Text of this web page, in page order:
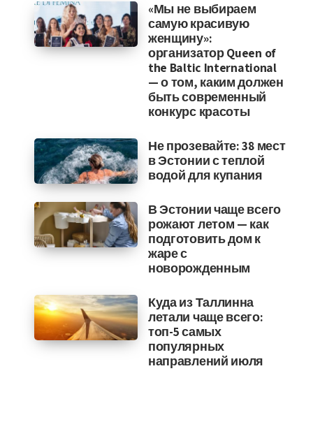
«Мы не выбираем
самую красивую
женщину»:
организатор Queen of
the Baltic International
— о том, каким должен
быть современный
конкурс красоты
Не прозевайте: 38 мест
в Эстонии с теплой
водой для купания
В Эстонии чаще всего
рожают летом — как
подготовить дом к
жаре с
новорожденным
Куда из Таллинна
летали чаще всего:
топ-5 самых
популярных
направлений июля